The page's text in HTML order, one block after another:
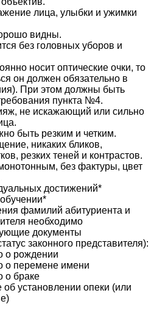
лица, улыбки и ужимки
видны.
без головных уборов и
носит оптические очки, то
он должен обязательно в
При этом должны быть
пункта №4.
не искажающий или сильно
быть резким и четким.
никаких бликов,
резких теней и контрастов.
без фактуры, цвет
достижений*
*
фамилий абитуриента и
необходимо
документы
законного представителя):
о рождении
о перемене имени
о браке
установлении опеки (или